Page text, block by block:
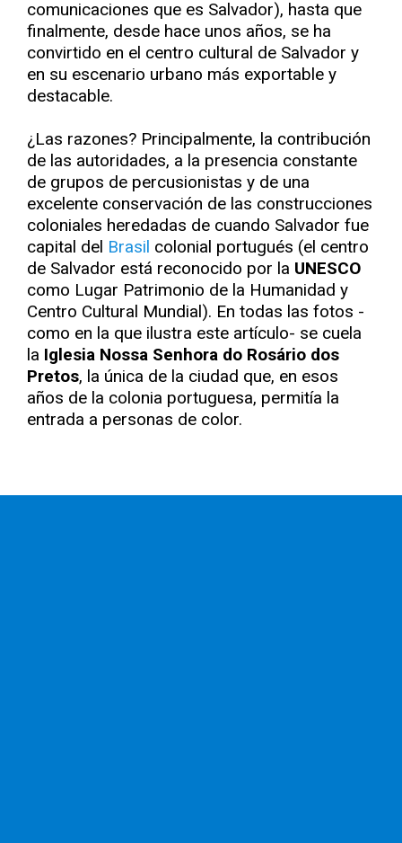
comunicaciones que es Salvador), hasta que
finalmente, desde hace unos años, se ha
convirtido en el centro cultural de Salvador y
en su escenario urbano más exportable y
destacable.
¿Las razones? Principalmente, la contribución
de las autoridades, a la presencia constante
de grupos de percusionistas y de una
excelente conservación de las construcciones
coloniales heredadas de cuando Salvador fue
capital del Brasil colonial portugués (el centro
de Salvador está reconocido por la UNESCO
como Lugar Patrimonio de la Humanidad y
Centro Cultural Mundial). En todas las fotos -
como en la que ilustra este artículo- se cuela
la Iglesia Nossa Senhora do Rosário dos
Pretos, la única de la ciudad que, en esos
años de la colonia portuguesa, permitía la
entrada a personas de color.